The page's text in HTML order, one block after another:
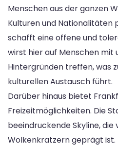
Menschen aus der ganzen
Kulturen und Nationalitäten
schafft eine offene und
wirst hier auf Menschen mit
Hintergründen treffen, was
kulturellen Austausch führt.
Darüber hinaus bietet
Freizeitmöglichkeiten. Die
beeindruckende Skyline,
Wolkenkratzern geprägt ist.